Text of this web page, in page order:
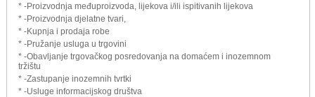
* -Proizvodnja međuproizvoda, lijekova i/ili ispitivanih lijekova
* -Proizvodnja djelatne tvari,
* -Kupnja i prodaja robe
* -Pružanje usluga u trgovini
* -Obavljanje trgovačkog posredovanja na domaćem i inozemnom
tržištu
* -Zastupanje inozemnih tvrtki
* -Usluge informacijskog društva